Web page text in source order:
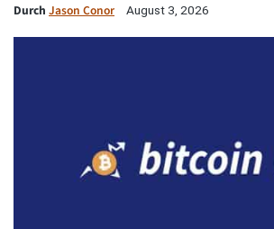
Durch Jason Conor August 3, 2026